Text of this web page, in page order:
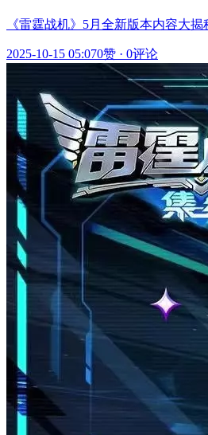
《雷霆战机》5月全新版本内容大
2025-10-15 05:070赞 · 0评论